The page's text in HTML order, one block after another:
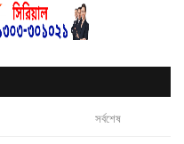
সর্বশেষ